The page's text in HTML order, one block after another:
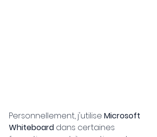
Personnellement, j'utilise Microsoft
Whiteboard dans certaines